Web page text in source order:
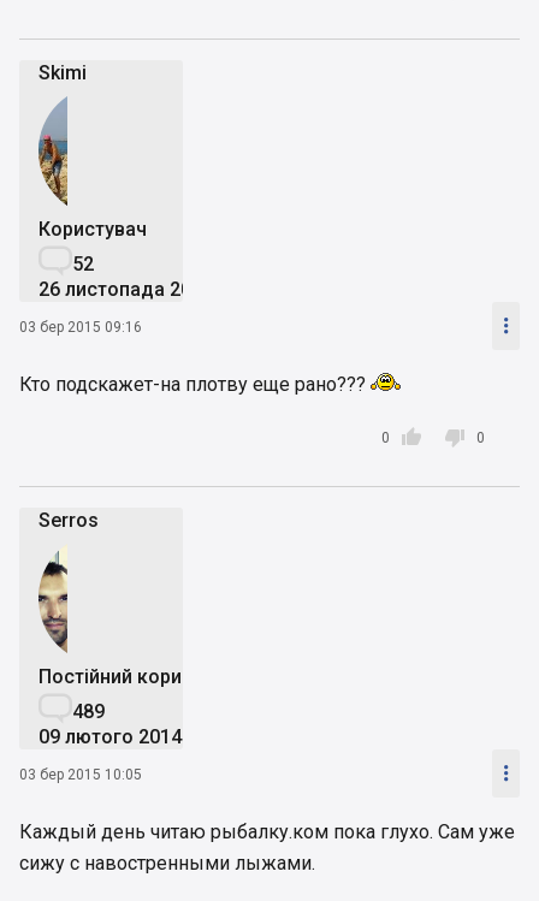
Skimi
Користувач
52
26 листопада 2014
03 бер 2015 09:16 
Кто подскажет-на плотву еще рано???

0  0
Serros
Постійний користувач
489
09 лютого 2014
03 бер 2015 10:05 
Каждый день читаю рыбалку.ком пока глухо. Сам уже
сижу с навостренными лыжами.